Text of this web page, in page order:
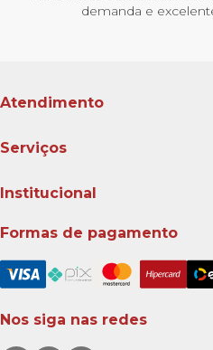
demanda e
Atendimento
Serviços
Institucional
Formas de pagamento
Nos siga nas redes